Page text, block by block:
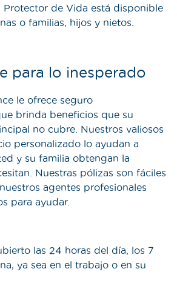
Protector de Vida está disponible
o familias, hijos y nietos.
para lo inesperado
le ofrece seguro
brinda beneficios que su
no cubre. Nuestros valiosos
personalizado lo ayudan a
y su familia obtengan la
Nuestras pólizas son fáciles
agentes profesionales
para ayudar.
las 24 horas del día, los 7
ya sea en el trabajo o en su